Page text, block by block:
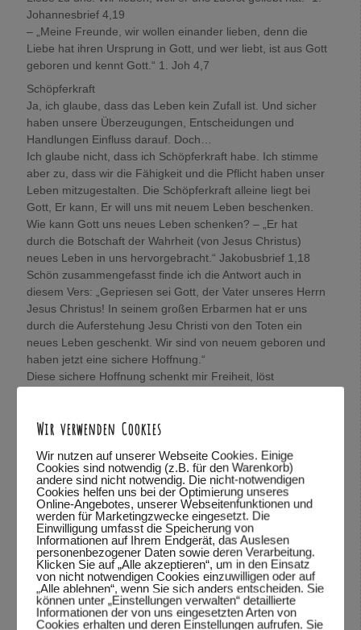
Johannesbrief 4,19
– „Meine Freunde, wir wollen einander lieben, denn die
Liebe hat ihren Ursprung in Gott, und wer liebt, ist aus Gott
geboren und kennt Gott.“ 1. Joh 4,7
Schöpferkraft
Ja, ich glaube, dass das Leben kein Zufall ist. Und sicher
haben unsere Überzeugungen, Entscheidungen und
Handlungen Einfluss darauf. Doch…
Ich glaube nicht, dass ich Schöpferkraft habe. Ich stimme
aber zu, dass wir die Fähigkeit und die Pflicht haben unser
Leben mitzugestalten. Die Schöpferkraft alleine liegt bei
Gott, Er kann, Er will uns mit neuem Leben beschenken.
Wie kann Gott uns neues Leben schenken? – „Er hat
durch die Botschaft der Wahrheit (von Jesus Christus)
neues Leben in uns hervorgebracht.“ Jakobusbrief 1,18
Schön zusammengefasst finde ich die Antwort auch in
diesem Vers: „Gepriesen sei Gott, der Vater unseres Herrn
Jesus Christus! In seinem großen Erbarmen hat er uns
durch die Auferstehung Jesu Christi von den Toten ein
neues Leben geschenkt. Wir sind von neuem geboren und
haben jetzt eine sichere Hoffnung.“
Diese sichere Hoffnung schenkt mir Freiheit, löst
kann ich nichts. Ich erfahre was im Philipperbrief 4,13
steht: „Denn alles ist mir möglich durch Christus, der mir
die Kraft gibt, die ich brauche.“
König(in) Sein:
Jesus Christus ist der König der König, der Herr über alle
Herren und ich darf aus Gnade sein Königskind sein.
Juchu !
Sooooo… viele Gedanken, die ich gerne loswerden wollte.
Wolfgang, mich würde sehr interessieren, was Du darüber
denkst.
In Verbundenheit,
Wir verwenden Cookies
Wir nutzen auf unserer Webseite Cookies. Einige
Cookies sind notwendig (z.B. für den Warenkorb)
andere sind nicht notwendig. Die nicht-notwendigen
Cookies helfen uns bei der Optimierung unseres
Online-Angebotes, unserer Webseitenfunktionen und
werden für Marketingzwecke eingesetzt. Die
Einwilligung umfasst die Speicherung von
Informationen auf Ihrem Endgerät, das Auslesen
personenbezogener Daten sowie deren Verarbeitung.
Klicken Sie auf „Alle akzeptieren“, um in den Einsatz
von nicht notwendigen Cookies einzuwilligen oder auf
„Alle ablehnen“, wenn Sie sich anders entscheiden. Sie
können unter „Einstellungen verwalten“ detaillierte
Informationen der von uns eingesetzten Arten von
Cookies erhalten und deren Einstellungen aufrufen. Sie